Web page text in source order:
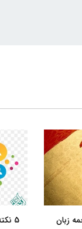
زبان
5 نکته مهم قبل از ترجمه دانشگاهی